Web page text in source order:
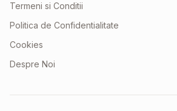
Termeni si Conditii
Politica de Confidentialitate
Cookies
Despre Noi